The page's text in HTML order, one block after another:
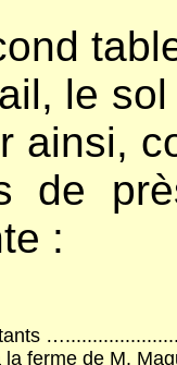
le
ainsi,
de
:
la ferme de M.